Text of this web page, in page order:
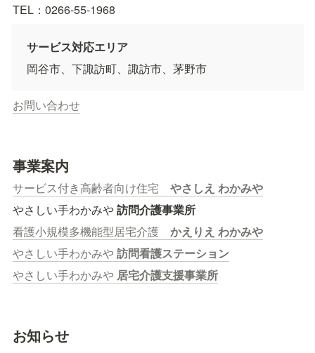
TEL：0266-55-1968
サービス対応エリア
岡谷市、下諏訪町、諏訪市、茅野市
お問い合わせ
事業案内
サービス付き高齢者向け住宅 やさしえ わかみや
やさしい手わかみや 訪問介護事業所
看護小規模多機能型居宅介護 かえりえ わかみや
やさしい手わかみや 訪問看護ステーション
やさしい手わかみや 居宅介護支援事業所
お知らせ